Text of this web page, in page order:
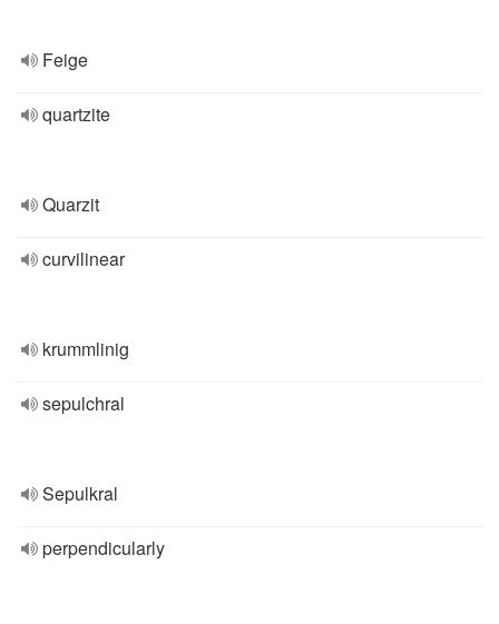
Feige
quartzite
Quarzit
curvilinear
krummlinig
sepulchral
Sepulkral
perpendicularly